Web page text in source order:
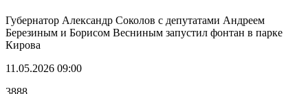
Губернатор Александр Соколов с депутатами Андреем
Березиным и Борисом Весниным запустил фонтан в парке
Кирова
11.05.2026 09:00
3888